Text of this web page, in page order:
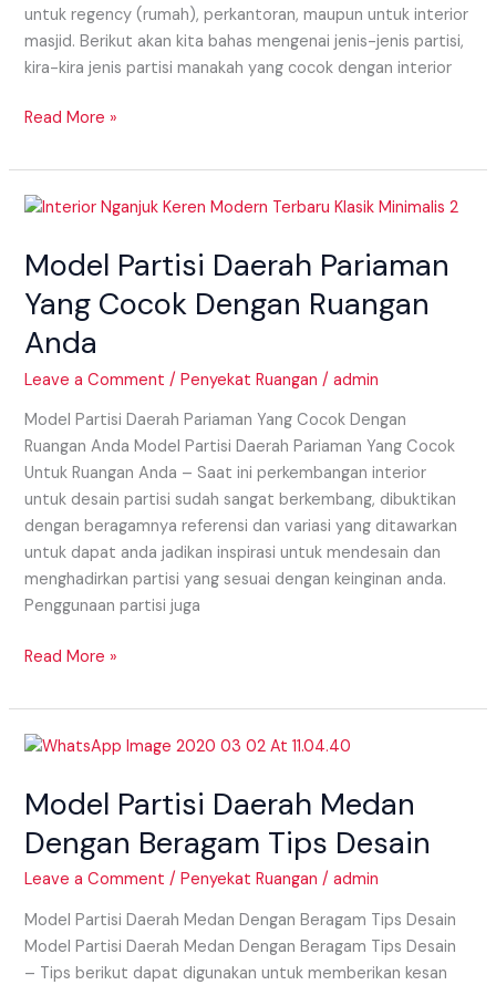
untuk regency (rumah), perkantoran, maupun untuk interior
masjid. Berikut akan kita bahas mengenai jenis-jenis partisi,
kira-kira jenis partisi manakah yang cocok dengan interior
Read More »
Model Partisi Daerah Pariaman
Yang Cocok Dengan Ruangan
Anda
Leave a Comment /Penyekat Ruangan /admin
Model Partisi Daerah Pariaman Yang Cocok Dengan
Ruangan Anda Model Partisi Daerah Pariaman Yang Cocok
Untuk Ruangan Anda – Saat ini perkembangan interior
untuk desain partisi sudah sangat berkembang, dibuktikan
dengan beragamnya referensi dan variasi yang ditawarkan
untuk dapat anda jadikan inspirasi untuk mendesain dan
menghadirkan partisi yang sesuai dengan keinginan anda.
Penggunaan partisi juga
Model
Daerah
Yang
Cocok
Ruangan
Anda
Read More »
Model Partisi Daerah Medan
Dengan Beragam Tips Desain
Leave a Comment /Penyekat Ruangan /admin
Model Partisi Daerah Medan Dengan Beragam Tips Desain
Model Partisi Daerah Medan Dengan Beragam Tips Desain
– Tips berikut dapat digunakan untuk memberikan kesan
Model
Daerah
Dengan
Beragam
Desain